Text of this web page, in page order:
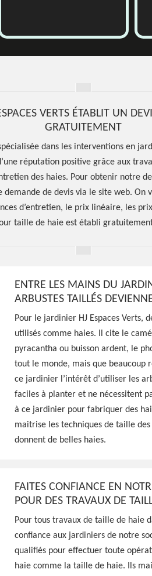
de
HJ Espaces Verts peut
ou de fructification pour
pas cher
VERTS ÉTABLIT UN
GRATUITEMENT
dans les interventions en
réputation positive grâce aux
des haies. Pour obtenir notre
demande de devis via le site web. On
d’entretien, le prix linéaire, les
taille de haie est établi
ENTRE LES MAINS DU
ARBUSTES TAILLÉS
Pour le jardinier HJ Espaces Verts,
utilisés comme haies. Il cite le
pyracantha ou buisson ardent, le
tout le monde, mais que beaucoup
ce jardinier l’intérêt d’utiliser les
faciles à planter et ne nécessitent
à ce jardinier pour fabriquer des
maitrise les techniques de taille des
donnent de belles haies.
FAITES CONFIANCE EN
POUR DES TRAVAUX DE
Pour tous travaux de taille de haie
confiance aux jardiniers de notre
qualifiés pour effectuer toute
haie comme la taille de haie. Ils